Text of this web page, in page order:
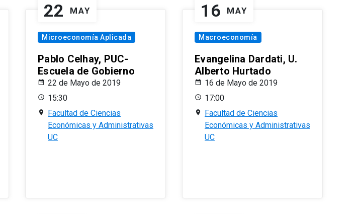
22 MAY
Microeconomía Aplicada
Pablo Celhay, PUC-
Escuela de Gobierno
22 de Mayo de 2019
15:30
Facultad de Ciencias
Económicas y Administrativas
UC
16 MAY
Macroeconomía
Evangelina Dardati, U.
Alberto Hurtado
16 de Mayo de 2019
17:00
Facultad de Ciencias
Económicas y Administrativas
UC